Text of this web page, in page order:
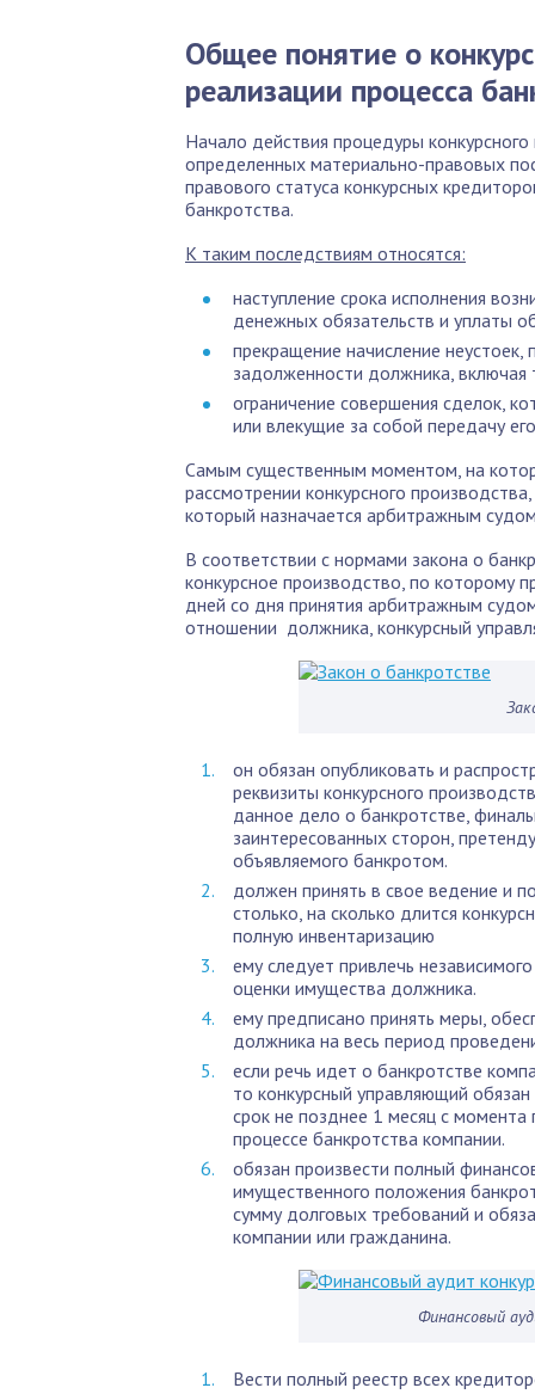
Общее понятие о
реализации процесса
Начало действия процедуры
определенных материально-правовых
правового статуса конкурсных
банкротства.
К таким последствиям относятся:
наступление срока исполнения
денежных обязательств и уплаты
прекращение начисление
задолженности должника,
ограничение совершения сделок,
или влекущие за собой передачу
Самым существенным моментом, на
рассмотрении конкурсного
который назначается арбитражным
В соответствии с нормами закона о
конкурсное производство, по которому
дней со дня принятия арбитражным
отношении должника, конкурсный
он обязан опубликовать и
реквизиты конкурсного
данное дело о банкротстве,
заинтересованных сторон,
объявляемого банкротом.
должен принять в свое ведение и
столько, на сколько длится
полную инвентаризацию
ему следует привлечь
оценки имущества должника.
ему предписано принять меры,
должника на весь период
если речь идет о банкротстве
то конкурсный управляющий
срок не позднее 1 месяц с
процессе банкротства компании.
обязан произвести полный
имущественного положения
сумму долговых требований и
компании или гражданина.
Финансовый
Вести полный реестр всех